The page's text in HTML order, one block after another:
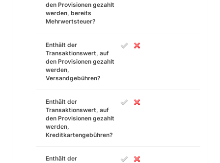
den Provisionen gezahlt
werden, bereits
Mehrwertsteuer?
Enthält der
Transaktionswert, auf
den Provisionen gezahlt
werden,
Versandgebühren?
Enthält der
Transaktionswert, auf
den Provisionen gezahlt
werden,
Kreditkartengebühren?
Enthält der